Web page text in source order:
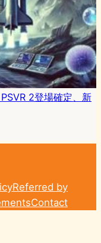
2登場確定、新
Referred by
Contact